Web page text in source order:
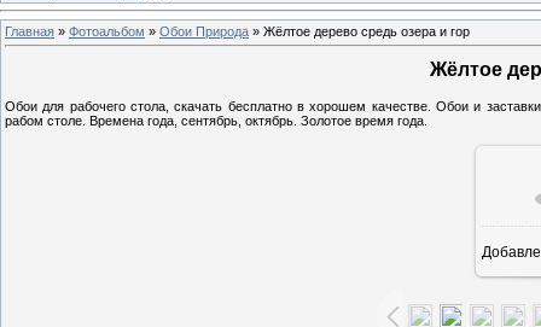
Главная » Фотоальбом » Обои Природа » Жёлтое дерево средь озера и гор
Жёлтое
Обои для рабочего стола, скачать бесплатно в хорошем качестве. Обои и
рабом столе. Времена года, сентябрь, октябрь. Золотое время года.